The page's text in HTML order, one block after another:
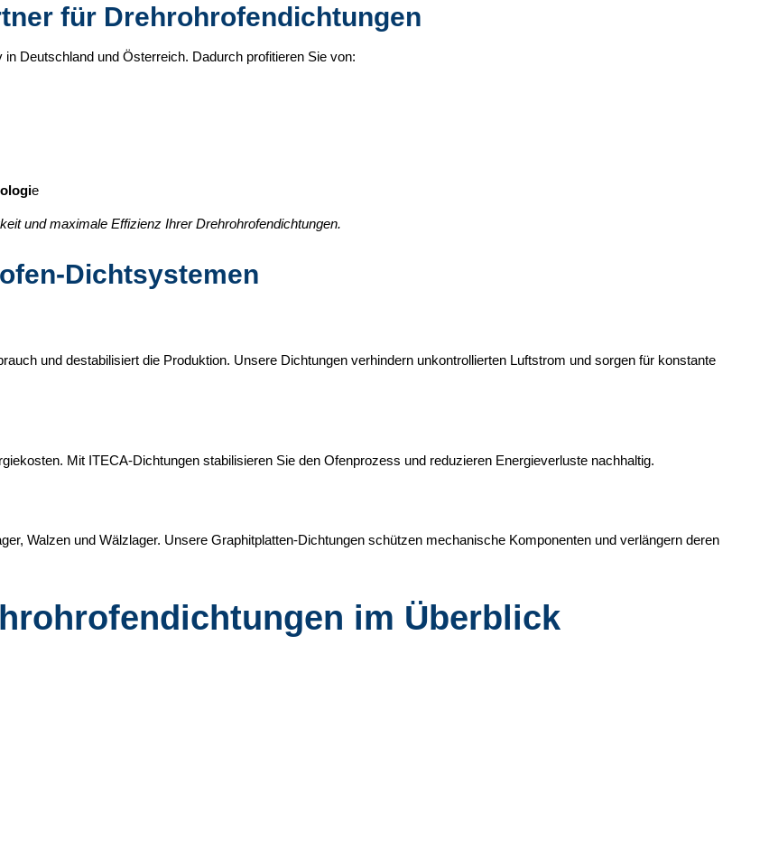
für Drehrohrofendichtungen
in Deutschland und Österreich. Dadurch profitieren Sie von:
e
und maximale Effizienz Ihrer Drehrohrofendichtungen.
Dichtsystemen
und destabilisiert die Produktion. Unsere Dichtungen verhindern unkontrollierten Luftstrom und sorgen für konstante
Mit ITECA-Dichtungen stabilisieren Sie den Ofenprozess und reduzieren Energieverluste nachhaltig.
Walzen und Wälzlager. Unsere Graphitplatten-Dichtungen schützen mechanische Komponenten und verlängern deren
im Überblick